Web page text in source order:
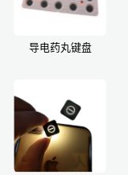
导电药丸键盘